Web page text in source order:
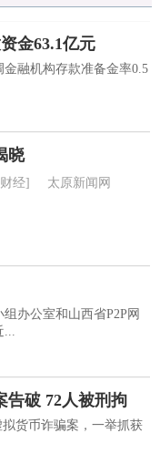
金63.1亿元
融机构存款准备金率0.5
晓
经] 太原新闻网
办公室和山西省P2P网
...
告破 72人被刑拘
货币诈骗案，一举抓获